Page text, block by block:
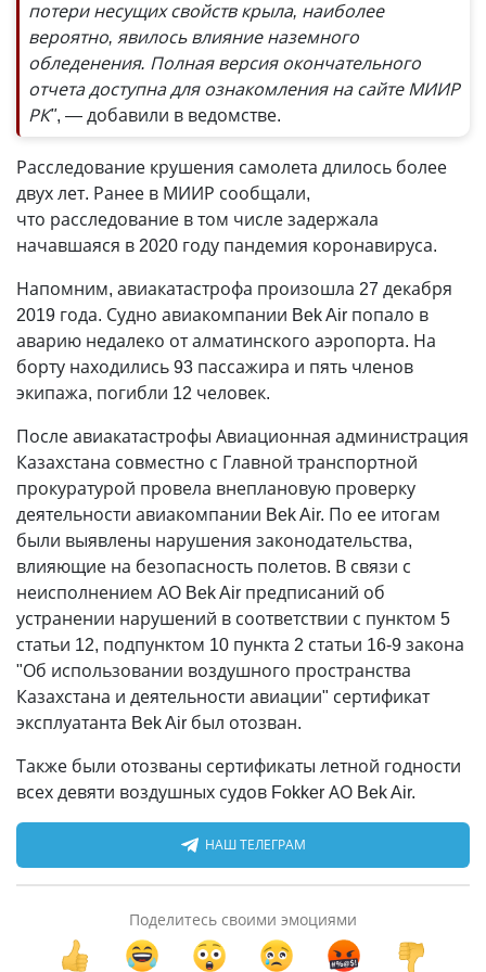
потери несущих свойств крыла, наиболее
вероятно, явилось влияние наземного
обледенения. Полная версия окончательного
отчета доступна для ознакомления на сайте МИИР
РК", — добавили в ведомстве.
Расследование крушения самолета длилось более
двух лет. Ранее в МИИР сообщали,
что расследование в том числе задержала
начавшаяся в 2020 году пандемия коронавируса.
Напомним, авиакатастрофа произошла 27 декабря
2019 года. Судно авиакомпании Bek Air попало в
аварию недалеко от алматинского аэропорта. На
борту находились 93 пассажира и пять членов
экипажа, погибли 12 человек.
После авиакатастрофы Авиационная администрация
Казахстана совместно с Главной транспортной
прокуратурой провела внеплановую проверку
деятельности авиакомпании Bek Air. По ее итогам
были выявлены нарушения законодательства,
влияющие на безопасность полетов. В связи с
неисполнением АО Bek Air предписаний об
устранении нарушений в соответствии с пунктом 5
статьи 12, подпунктом 10 пункта 2 статьи 16-9 закона
"Об использовании воздушного пространства
Казахстана и деятельности авиации" сертификат
эксплуатанта Bek Air был отозван.
Также были отозваны сертификаты летной годности
всех девяти воздушных судов Fokker АО Bek Air.
НАШ ТЕЛЕГРАМ
Поделитесь своими эмоциями